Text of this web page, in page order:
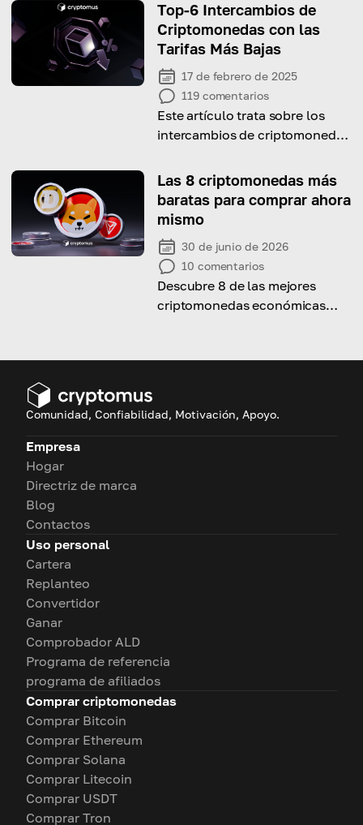
Top-6 Intercambios de
Criptomonedas con las
Tarifas Más Bajas
17 de febrero de 2025
119 comentarios
Este artículo trata sobre los
intercambios de criptomonedas
2026.
Las 8 criptomonedas más
baratas para comprar ahora
mismo
30 de junio de 2026
10 comentarios
Descubre 8 de las mejores
criptomonedas económicas
potencial de crecimiento.
Comunidad, Confiabilidad, Motivación, Apoyo.
Empresa
Hogar
Directriz de marca
Blog
Contactos
Uso personal
Cartera
Replanteo
Convertidor
Ganar
Comprobador ALD
Programa de referencia
programa de afiliados
Comprar criptomonedas
Comprar Bitcoin
Comprar Ethereum
Comprar Solana
Comprar Litecoin
Comprar USDT
Comprar Tron